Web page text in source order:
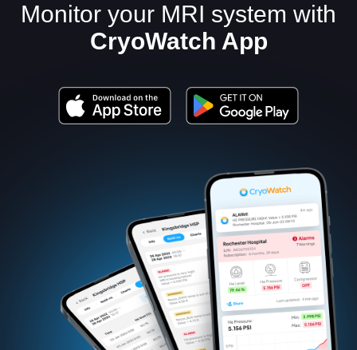
Monitor your MRI system with
CryoWatch App